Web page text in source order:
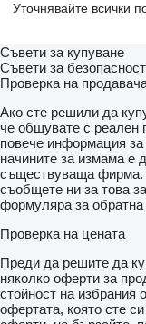
Уточнявайте всички
Съвети за купуване
Съвети за безопасност
Проверка на
Ако сте решили да
че общувате с реален
повече информация за
начините за измама е
съществуваща фирма.
съобщете ни за това
формуляра за обратна
Проверка на цената
Преди да решите да
няколко оферти за
стойност на избрания
офертата, която сте